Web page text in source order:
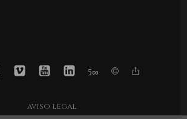
5∞
aviso legal